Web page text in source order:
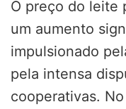
O preço do leite
um aumento
impulsionado
pela intensa
cooperativas.